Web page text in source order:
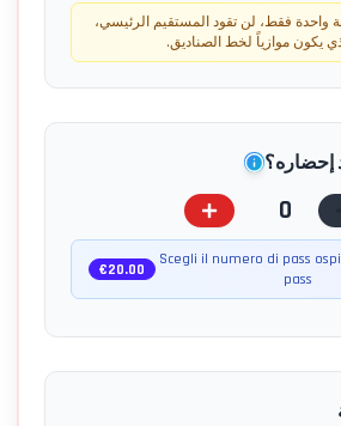
واحدة فقط، لن تقود المستقيم الرئيسي،
يكون موازياً لخط الصناديق.
إحضاره؟
0
Scegli il numero di pass
pass
€20.00